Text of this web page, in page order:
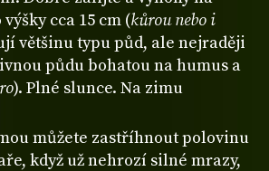
cca 15 cm (kůrou nebo i
většinu typu půd, ale nejraději
půdu bohatou na humus a
). Plné slunce. Na zimu
můžete zastříhnout polovinu
když už nehrozí silné mrazy,